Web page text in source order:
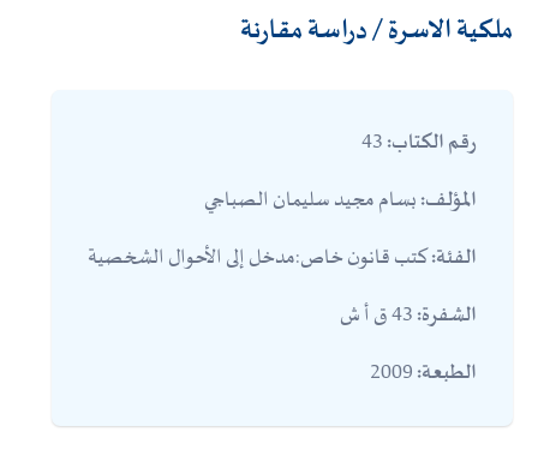
ملكية الاسرة / دراسة مقارنة
رقم الكتاب:
المؤلف:بسام مجيد سليمان الصباجي
الفئة:كتب قانون خاص:مدخل إلى الأحوال الشخصية
الشفرة:
الطبعة: